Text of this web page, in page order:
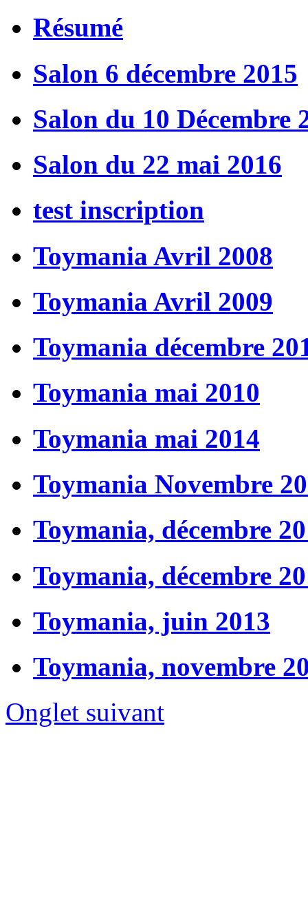
Résumé
Salon 6 décembre 2015
Salon du 10 Décembre
Salon du 22 mai 2016
test inscription
Toymania Avril 2008
Toymania Avril 2009
Toymania décembre
Toymania mai 2010
Toymania mai 2014
Toymania Novembre
Toymania, décembre
Toymania, décembre
Toymania, juin 2013
Toymania, novembre
Onglet suivant